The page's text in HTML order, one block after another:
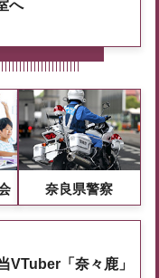
へ
奈良県警察
VTuber「奈々鹿」